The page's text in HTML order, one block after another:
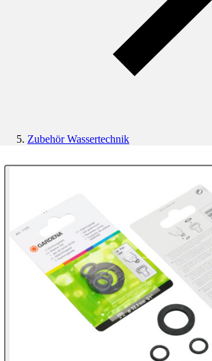
Zubehör Wassertechnik